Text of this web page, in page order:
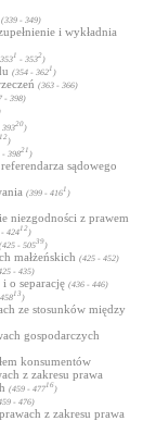
(339 - 349)
i wykładnia
1 - 3532)
(354 - 3621 )
(363 - 366)
- 398)
)
39320)
12)
- 39821 )
sądowego
(399 - 4161 )
niezgodności z prawem
- 42412)
(425 - 50539)
małżeńskich (425 - 452)
- 435)
o separację (436 - 446)
13)
ze stosunków między
gospodarczych
konsumentów
z zakresu prawa
(459 - 47716 )
- 476)
z zakresu prawa